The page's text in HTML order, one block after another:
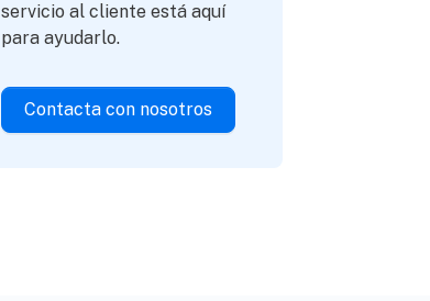
servicio al cliente está aquí
para ayudarlo.
Contacta con nosotros